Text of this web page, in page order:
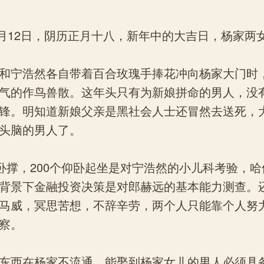
，阴历正月十八，新年中的大吉日，杨家两
然各自带着百合玫瑰手捧花冲向杨家大门时
的作鸟兽散。这年头只有为新娘拼命的男人，没
。明知道新娘父亲是黑社会人士还冒然去送死，
脑的男人了。
200个仰卧起坐是对宁浩然的小儿科考验，哈
景下金融投资决策是对郎赫远的基本能力测查。
威，冥思苦想，不辞辛劳，两个人只能靠个人努
。